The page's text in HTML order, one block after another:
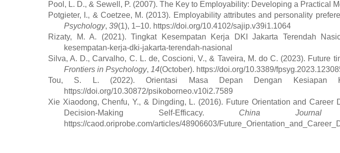
Pool, L. D., & Sewell, P. (2007). The Key to Employability: Developing a Practical
Potgieter, I., & Coetzee, M. (2013). Employability attributes and personality
Psychology, 39(1), 1–10. https://doi.org/10.4102/sajip.v39i1.1064
Rizaty, M. A. (2021). Tingkat Kesempatan Kerja DKI Jakarta Terendah
kesempatan-kerja-dki-jakarta-terendah-nasional
Silva, A. D., Carvalho, C. L. de, Coscioni, V., & Taveira, M. do C. (2023). Future
Frontiers in Psychology, 14(October). https://doi.org/10.3389/
Tou, S. L. (2022). Orientasi Masa Depan Dengan
https://doi.org/10.30872/psikoborneo.v10i2.7589
Xie Xiaodong, Chenfu, Y., & Dingding, L. (2016). Future Orientation and
Decision-Making Self-Efficacy. China
https://caod.oriprobe.com/articles/48906603/